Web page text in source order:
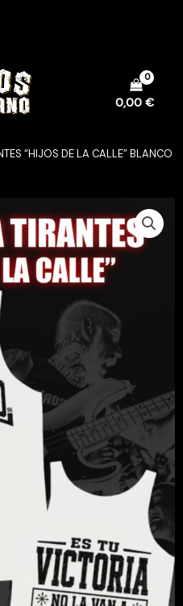
0,00€
“HIJOS DE LA CALLE” BLANCO